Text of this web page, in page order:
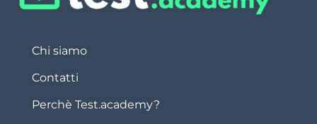
Chi siamo
Contatti
Perchè Test.academy?